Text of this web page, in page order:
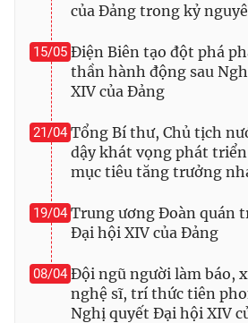
của Đảng trong kỷ
15/05 Điện Biên tạo đột phá
thần hành động sau
XIV của Đảng
21/04 Tổng Bí thư, Chủ tịch
dậy khát vọng phát
mục tiêu tăng trưởng
19/04 Trung ương Đoàn quán
Đại hội XIV của Đảng
08/04 Đội ngũ người làm báo,
nghệ sĩ, trí thức tiên
Nghị quyết Đại hội XIV